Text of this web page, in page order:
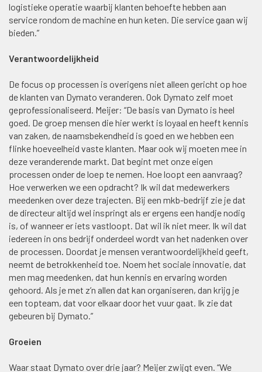
logistieke operatie waarbij klanten behoefte hebben aan
service rondom de machine en hun keten. Die service gaan wij
bieden.”
Verantwoordelijkheid
De focus op processen is overigens niet alleen gericht op hoe
de klanten van Dymato veranderen. Ook Dymato zelf moet
geprofessionaliseerd. Meijer: “De basis van Dymato is heel
goed. De groep mensen die hier werkt is loyaal en heeft kennis
van zaken, de naamsbekendheid is goed en we hebben een
flinke hoeveelheid vaste klanten. Maar ook wij moeten mee in
deze veranderende markt. Dat begint met onze eigen
processen onder de loep te nemen. Hoe loopt een aanvraag?
Hoe verwerken we een opdracht? Ik wil dat medewerkers
meedenken over deze trajecten. Bij een mkb-bedrijf zie je dat
de directeur altijd wel inspringt als er ergens een handje nodig
is, of wanneer er iets vastloopt. Dat wil ik niet meer. Ik wil dat
iedereen in ons bedrijf onderdeel wordt van het nadenken over
de processen. Doordat je mensen verantwoordelijkheid geeft,
neemt de betrokkenheid toe. Noem het sociale innovatie, dat
men mag meedenken, dat hun kennis en ervaring worden
gehoord. Als je met z’n allen dat kan organiseren, dan krijg je
een topteam, dat voor elkaar door het vuur gaat. Ik zie dat
gebeuren bij Dymato.”
Groeien
Waar staat Dymato over drie jaar? Meijer zwijgt even. “We